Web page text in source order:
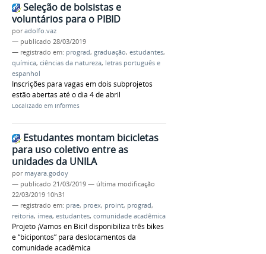
Seleção de bolsistas e
voluntários para o PIBID
poradolfo.vaz
— publicado 28/03/2019
— registrado em: prograd, graduação, estudantes,
química, ciências da natureza, letras português e
espanhol
Inscrições para vagas em dois subprojetos
estão abertas até o dia 4 de abril
Localizado em Informes
Estudantes montam bicicletas
para uso coletivo entre as
unidades da UNILA
por mayara.godoy
— publicado 21/03/2019 — última modificação
22/03/2019 10h31
— registrado em: prae, proex, proint, prograd,
reitoria, imea, estudantes, comunidade acadêmica
Projeto ¡Vamos en Bici! disponibiliza três bikes
e “bicipontos” para deslocamentos da
comunidade acadêmica